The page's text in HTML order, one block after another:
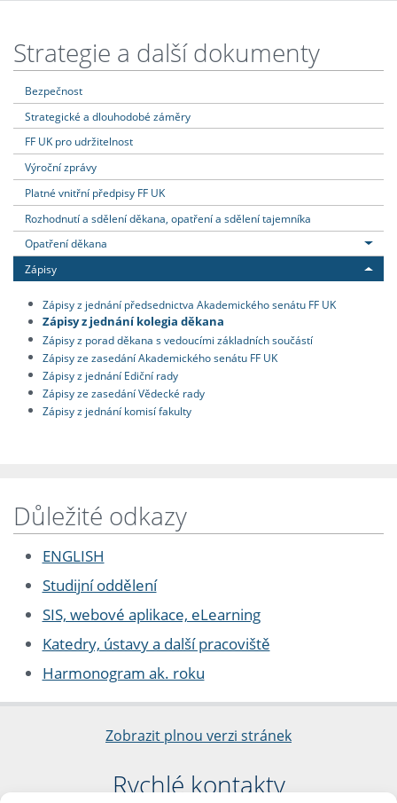
Strategie a další dokumenty
Bezpečnost
Strategické a dlouhodobé záměry
FF UK pro udržitelnost
Výroční zprávy
Platné vnitřní předpisy FF UK
Rozhodnutí a sdělení děkana, opatření a sdělení tajemníka
Opatření děkana
Zápisy
Zápisy z jednání předsednictva Akademického senátu FF UK
Zápisy z jednání kolegia děkana
Zápisy z porad děkana s vedoucími základních součástí
Zápisy ze zasedání Akademického senátu FF UK
Zápisy z jednání Ediční rady
Zápisy ze zasedání Vědecké rady
Zápisy z jednání komisí fakulty
Důležité odkazy
ENGLISH
Studijní oddělení
SIS, webové aplikace, eLearning
Katedry, ústavy a další pracoviště
Harmonogram ak. roku
Zobrazit plnou verzi stránek
Rychlé kontakty